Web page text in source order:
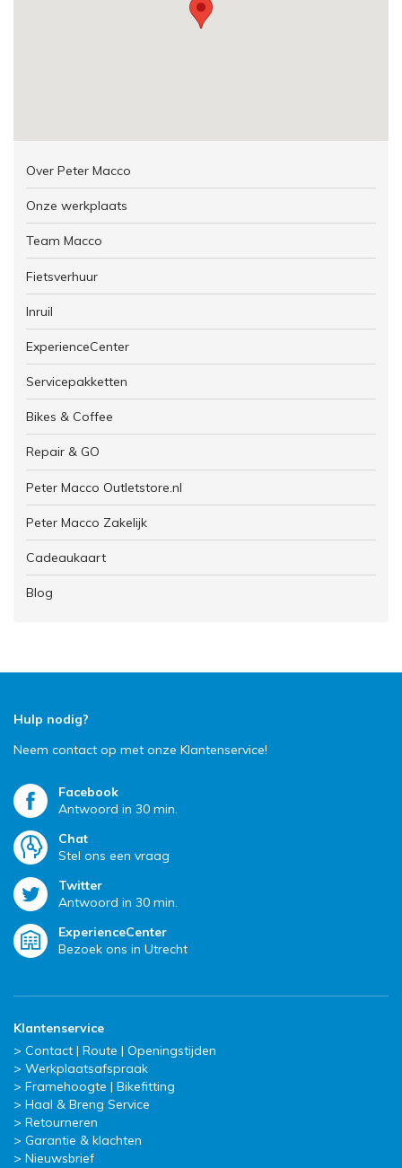
Over Peter Macco
Onze werkplaats
Team Macco
Fietsverhuur
Inruil
ExperienceCenter
Servicepakketten
Bikes & Coffee
Repair & GO
Peter Macco Outletstore.nl
Peter Macco Zakelijk
Cadeaukaart
Blog
Hulp nodig?
Neem contact op met onze Klantenservice!
Facebook
Antwoord in 30 min.
Chat
Stel ons een vraag
Twitter
Antwoord in 30 min.
ExperienceCenter
Bezoek ons in Utrecht
Klantenservice
Contact | Route | Openingstijden
Werkplaatsafspraak
Framehoogte | Bikefitting
Haal & Breng Service
Retourneren
Garantie & klachten
Nieuwsbrief